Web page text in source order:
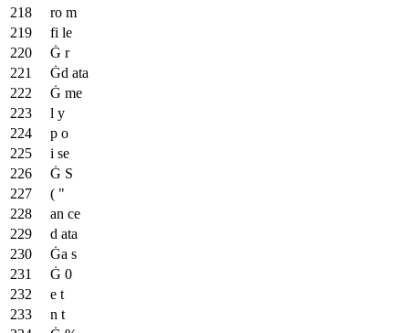
ro m
fi le
Ġ r
Ġd ata
Ġ me
l y
p o
i se
Ġ S
( "
an ce
d ata
Ġa s
Ġ 0
e t
n t